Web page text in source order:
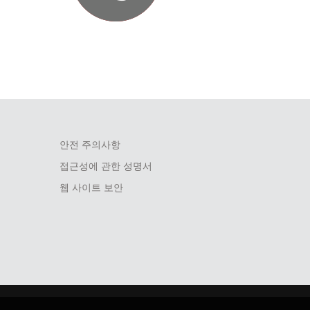
안전 주의사항
접근성에 관한 성명서
웹 사이트 보안